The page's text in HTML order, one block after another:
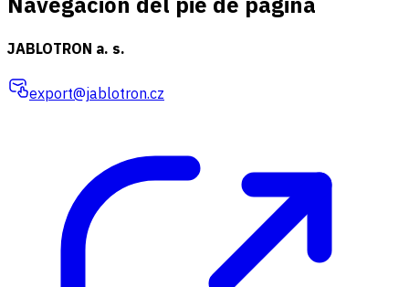
JABLOTRON a. s.
export@jablotron.cz